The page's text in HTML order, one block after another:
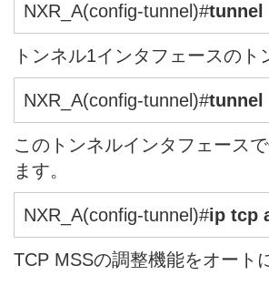
NXR_A(config-tunnel)#tunnel
トンネル1インタフェースの
NXR_A(config-tunnel)#tunnel
このトンネルインタフェース
ます。
NXR_A(config-tunnel)#ip tcp
TCP MSSの調整機能をオート